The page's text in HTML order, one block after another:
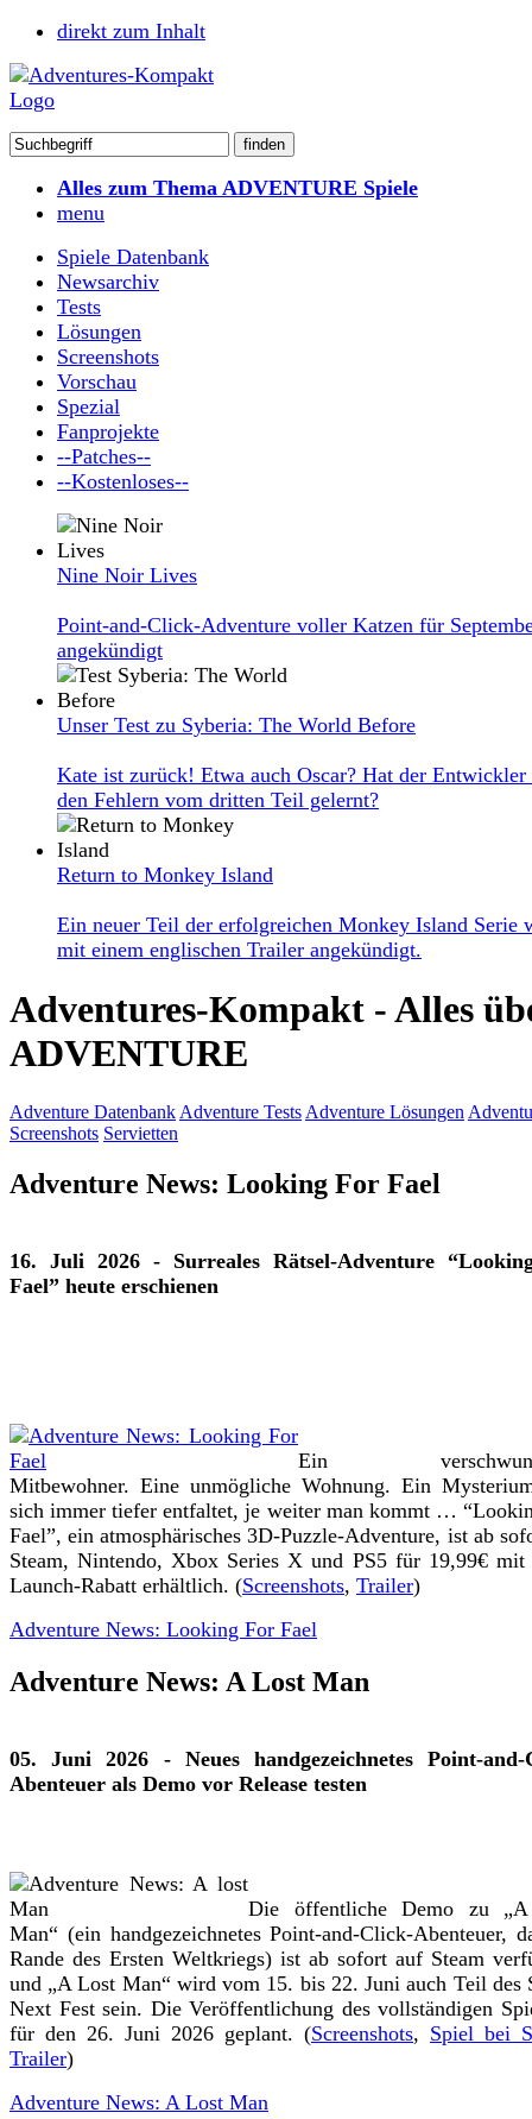
direkt zum Inhalt
Alles zum Thema ADVENTURE Spiele
menu
Spiele Datenbank
Newsarchiv
Tests
Lösungen
Screenshots
Vorschau
Spezial
Fanprojekte
--Patches--
--Kostenloses--
Nine Noir Lives
Point-and-Click-Adventure voller Katzen für
angekündigt
Unser Test zu Syberia: The World Before
Kate ist zurück! Etwa auch Oscar? Hat der Entwickler
den Fehlern vom dritten Teil gelernt?
Return to Monkey Island
Ein neuer Teil der erfolgreichen Monkey Island Serie
mit einem englischen Trailer angekündigt.
Adventures-Kompakt - Alles
ADVENTURE
Adventure Datenbank Adventure Tests Adventure Lösungen
Screenshots Servietten
Adventure News: Looking For Fael
16. Juli 2026 - Surreales Rätsel-Adventure
Fael” heute erschienen
Ein
Mitbewohner. Eine unmögliche Wohnung. Ein
sich immer tiefer entfaltet, je weiter man kommt …
Fael”, ein atmosphärisches 3D-Puzzle-Adventure, ist ab
Steam, Nintendo, Xbox Series X und PS5 für 19,99€
Launch-Rabatt erhältlich. (Screenshots, Trailer)
Adventure News: Looking For Fael
Adventure News: A Lost Man
05. Juni 2026 - Neues handgezeichnetes Point-and-
Abenteuer als Demo vor Release testen
Die öffentliche Demo zu
Man“ (ein handgezeichnetes Point-and-Click-Abenteuer,
Rande des Ersten Weltkriegs) ist ab sofort auf Steam
und „A Lost Man“ wird vom 15. bis 22. Juni auch Teil des
Next Fest sein. Die Veröffentlichung des vollständigen
für den 26. Juni 2026 geplant. (Screenshots, Spiel bei
Trailer)
Adventure News: A Lost Man